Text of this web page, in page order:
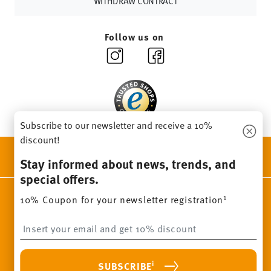
Follow us on
Beauty & functionality for your home
Homepage General terms and conditions
Privacy policy
The code can be entered directly during the order process. The
voucher can not be combined with other vouchers or discounts. It
Subscribe to our newsletter and receive a 10%
discount!
Stay informed about news, trends, and
special offers.
10% Coupon for your newsletter registration1
SUBSCRIBEi